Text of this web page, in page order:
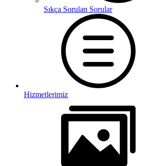
Sıkça Sorulan Sorular
Hizmetlerimiz